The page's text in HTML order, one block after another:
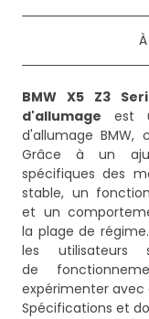
BMW X5 Z3
d'allumage est
d'allumage BMW,
Grâce à un
spécifiques des
stable, un
et un
la plage de
les utilisateurs
de
expérimenter avec
Spécifications et